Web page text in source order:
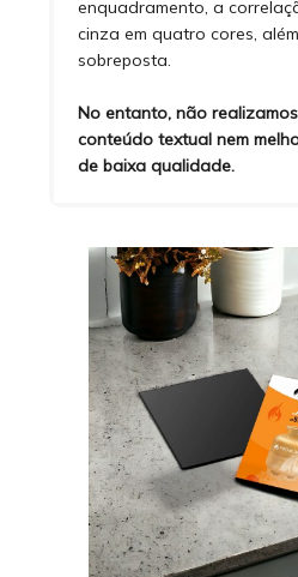
enquadramento, a
cinza em quatro cores,
sobreposta.
No entanto, não
conteúdo textual nem
de baixa qualidade.